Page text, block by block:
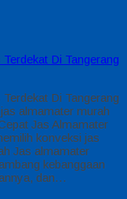
Di Tangerang
Di Tangerang
almamater murah
Jas Almamater
konveksi jas
Jas almamater
kebanggaan
dan…